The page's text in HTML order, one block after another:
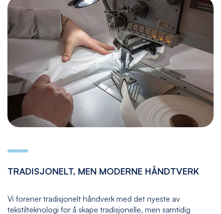
TRADISJONELT, MEN MODERNE HÅNDTVERK
Vi forener tradisjonelt håndverk med det nyeste av
tekstilteknologi for å skape tradisjonelle, men samtidig